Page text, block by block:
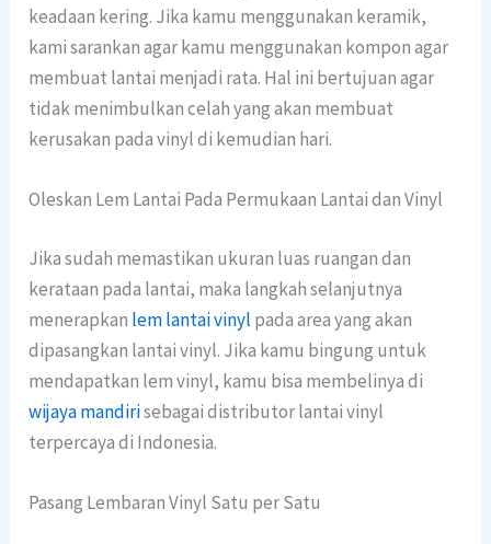
keadaan kering. Jika kamu menggunakan keramik,
kami sarankan agar kamu menggunakan kompon agar
membuat lantai menjadi rata. Hal ini bertujuan agar
tidak menimbulkan celah yang akan membuat
kerusakan pada vinyl di kemudian hari.
Oleskan Lem Lantai Pada Permukaan Lantai dan Vinyl
Jika sudah memastikan ukuran luas ruangan dan
kerataan pada lantai, maka langkah selanjutnya
menerapkan lem lantai vinyl pada area yang akan
dipasangkan lantai vinyl. Jika kamu bingung untuk
mendapatkan lem vinyl, kamu bisa membelinya di
wijaya mandirisebagai distributor lantai vinyl
terpercaya di Indonesia.
Pasang Lembaran Vinyl Satu per Satu